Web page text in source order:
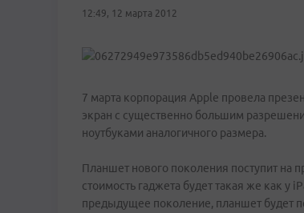
12:49, 12 марта 2012
7 марта корпорация Apple провела
экран с существенно большим
ноутбуками аналогичного размера.
Планшет нового поколения поступит на
стоимость гаджета будет такая же как у
предыдущее поколение, планшет будет